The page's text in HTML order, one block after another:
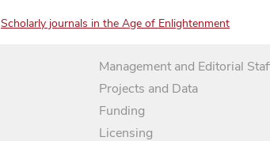
Scholarly journals in the Age of Enlightenment
Management and Editorial
Projects and Data
Funding
Licensing